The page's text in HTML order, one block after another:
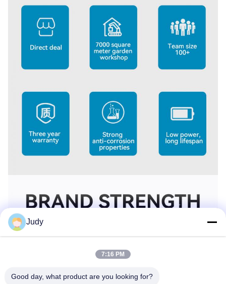
Judy
7:16 PM
Good day, what product are you looking for?